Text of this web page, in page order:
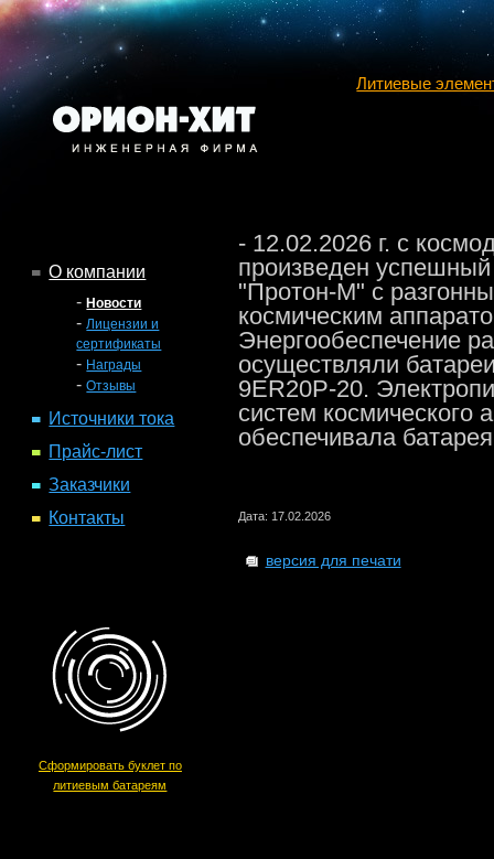
О компании
-Новости
- Лицензии и
сертификаты
- Награды
-Отзывы
Источники тока
Прайс-лист
Заказчики
Контакты
Сформировать буклет по
литиевым батареям
- 12.02.2026 г. с
произведен успешный
"Протон-М" с
космическим
Энергообеспечение
осуществляли
9ER20P-20.
систем космического
обеспечивала
Дата: 17.02.2026
версия для печати
Литиевые